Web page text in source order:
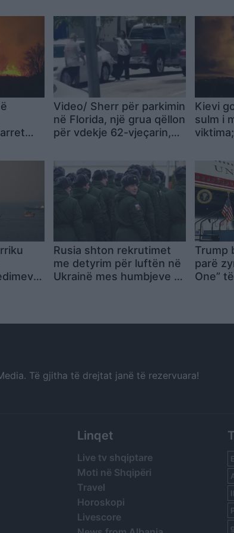
Video/ Sherr për parkimin
në Florida, një grua qëllon
për vdekje 62-vjeçarin,
Kievi
sulm i
të
Rusia shton rekrutimet
me detyrim për luftën në
Ukrainë mes humbjeve të
Trump
parë
One”
Të gjitha të drejtat janë të rezervuara!
Linqet
Live tv shqiptare
Moti në Shqipëri
Travel
Horoskopi
Livescore